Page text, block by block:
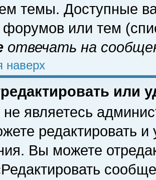
темы. Доступные
форумов или тем
отвечать на
наверх
или
являетесь
редактировать и
Вы можете